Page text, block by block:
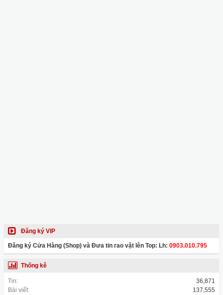
Đăng ký VIP
Đăng ký Cửa Hàng (Shop) và Đưa tin rao vặt lên Top: Lh: 0903.010.795
Thống kê
Tin:
36,871
Bài viết:
137,555